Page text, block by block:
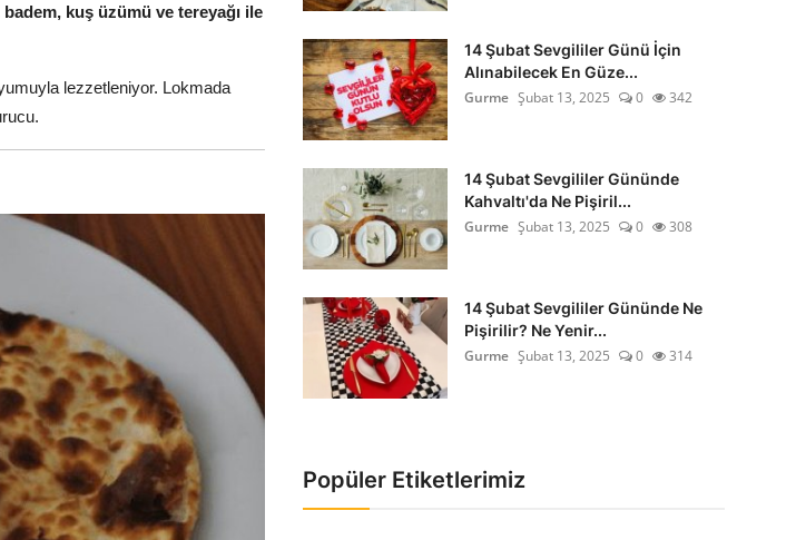
badem, kuş üzümü ve tereyağı ile
lezzetleniyor. Lokmada
14 Şubat Sevgililer Günü İçin
Alınabilecek En Güze...
Gurme Şubat 13, 2025 0 342
14 Şubat Sevgililer Gününde
Kahvaltı'da Ne Pişiril...
Gurme Şubat 13, 2025 0 308
14 Şubat Sevgililer Gününde Ne
Pişirilir? Ne Yenir...
Gurme Şubat 13, 2025 0 314
Popüler Etiketlerimiz